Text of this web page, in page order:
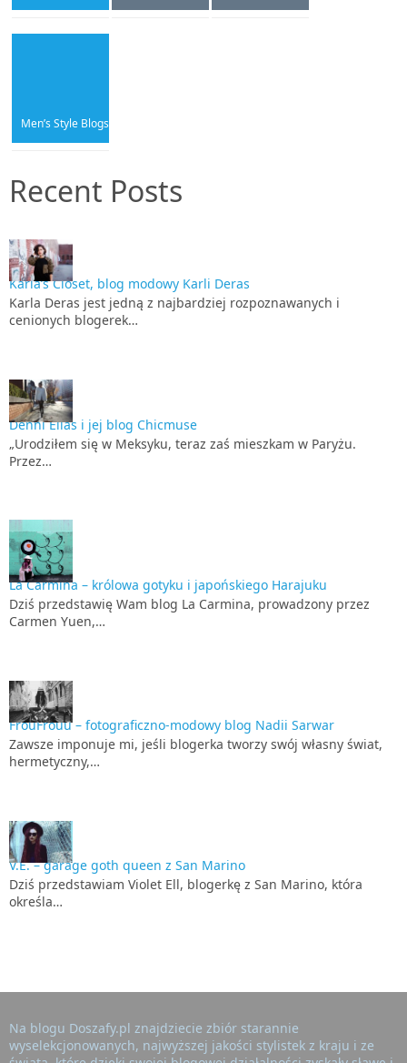
Men’s Style Blogs
Recent Posts
Karla’s Closet, blog modowy Karli Deras
Karla Deras jest jedną z najbardziej rozpoznawanych i
cenionych blogerek…
Denni Elias i jej blog Chicmuse
„Urodziłem się w Meksyku, teraz zaś mieszkam w Paryżu.
Przez…
La Carmina – królowa gotyku i japońskiego Harajuku
Dziś przedstawię Wam blog La Carmina, prowadzony przez
Carmen Yuen,…
FrouFrouu – fotograficzno-modowy blog Nadii Sarwar
Zawsze imponuje mi, jeśli blogerka tworzy swój własny świat,
hermetyczny,…
V.E. – garage goth queen z San Marino
Dziś przedstawiam Violet Ell, blogerkę z San Marino, która
określa…
Na blogu Doszafy.pl znajdziecie zbiór starannie
wyselekcjonowanych, najwyższej jakości stylistek z kraju i ze